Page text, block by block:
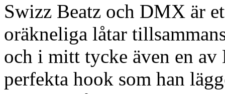
Swizz Beatz och DMX är
oräkneliga låtar
och i mitt tycke även en
perfekta hook som han